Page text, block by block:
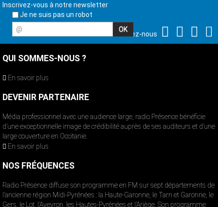
Inscrivez-vous à notre newsletter
Je ne suis pas un robot
@
Suivez-nous
QUI SOMMES-NOUS ?
En savoir plus
DEVENIR PARTENAIRE
Média professionnel avec une audience large, radio Présence bénéficie
d’une exceptionnelle image de crédibilité auprès de ses auditeurs et d’une
large couverture en Occitanie.
En savoir plus
NOS FRÉQUENCES
Radio Présence diffuse son programme en FM sur sept départements de
l’ancienne région Midi-Pyrénées : la Haute-Garonne, le Tarn et Garonne, le
Gers, le Lot, l’Aveyron, les Hautes-Pyrénées et l’Ariège. Son programme